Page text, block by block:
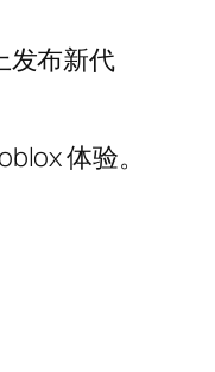
发布新代
体验。